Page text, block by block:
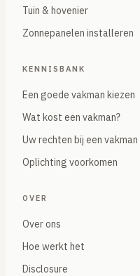
Tuin & hovenier
Zonnepanelen installeren
KENNISBANK
Een goede vakman kiezen
Wat kost een vakman?
Uw rechten bij een vakman
Oplichting voorkomen
OVER
Over ons
Hoe werkt het
Disclosure